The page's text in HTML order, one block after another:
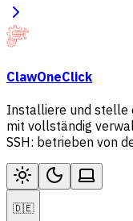
ClawOneClick
Installiere und stelle
mit vollständig
SSH: betrieben von
🇩🇪